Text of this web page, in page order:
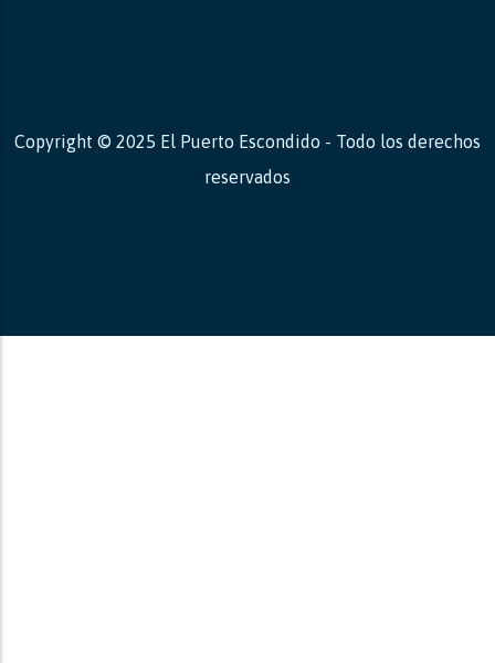
Copyright © 2025 El Puerto Escondido - Todo los derechos
reservados